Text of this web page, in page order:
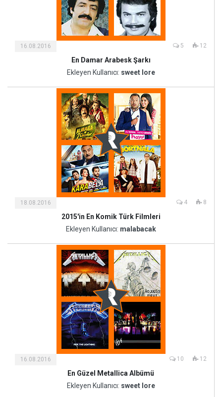
16.08.2016 5 12
En Damar Arabesk Şarkı
Ekleyen Kullanıcı: sweet lore
18.08.2016 4 8
2015'in En Komik Türk Filmleri
Ekleyen Kullanıcı: malabacak
16.08.2016 10 12
En Güzel Metallica Albümü
Ekleyen Kullanıcı: sweet lore